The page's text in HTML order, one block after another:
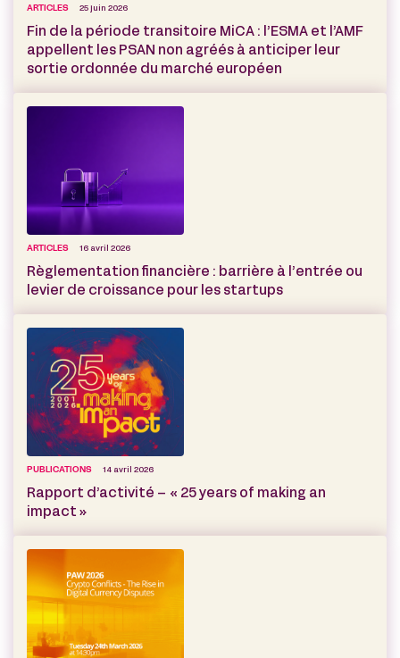
ARTICLES 25 juin 2026
Fin de la période transitoire MiCA : l’ESMA et l’AMF
appellent les PSAN non agréés à anticiper leur
sortie ordonnée du marché européen
ARTICLES 16 avril 2026
Règlementation financière : barrière à l’entrée ou
levier de croissance pour les startups
PUBLICATIONS 14 avril 2026
Rapport d’activité – « 25 years of making an
impact »